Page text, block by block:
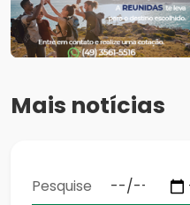
Mais notícias